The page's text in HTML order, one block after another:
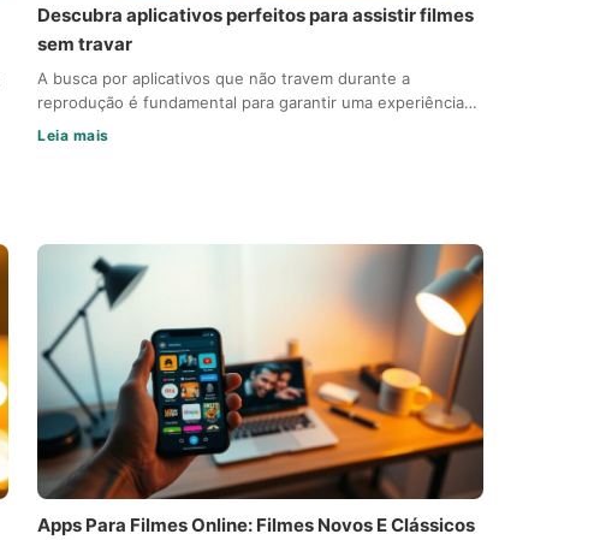
Descubra aplicativos perfeitos para assistir filmes
sem travar
A busca por aplicativos que não travem durante a
reprodução é fundamental para garantir uma experiência…
Leia mais
Apps Para Filmes Online: Filmes Novos E Clássicos